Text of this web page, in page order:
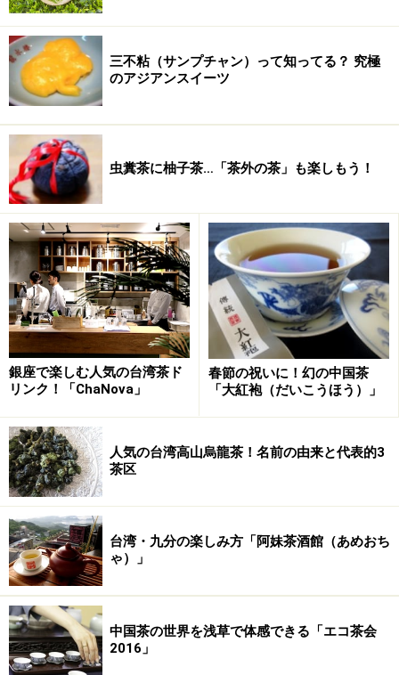
■ 中国茶専科【基礎編】（東京・遊茶）
内容：代表的な6大茶を学ぶ（全3回）
時間：11:00～13:00
場所：遊茶
会費：15,750円（税込・三回分)
予約：
ル）
■ 初級講座（東京・華泰茶荘）
内容：清茶について学ぶ
時間：10：30～12：30
場所：華泰茶荘渋谷店
会費：2,625円（税込）
予約：華泰茶荘渋谷店（電話：03-5728-
2551）
■ お茶講座（入門編）（東京・竹里館）
内容：これからお茶を楽しみたい方向けの講
座
時間：12:00～13:30
場所：竹里館
会費：一般：3,150円（税込） 会員：2,625
円（税込）
予約：竹里館（電話：03-5412-8280、メー
ル）
三不粘（サンプチャン）って知ってる？ 究極
のアジアンスイーツ
虫糞茶に柚子茶…「茶外の茶」も楽しもう！
銀座で楽しむ人気の台湾茶ド
リンク！「ChaNova」
春節の祝いに！幻の中国茶
「大紅袍（だいこうほう）」
人気の台湾高山烏龍茶！名前の由来と代表的3
茶区
台湾・九分の楽しみ方「阿妹茶酒館（あめおち
ゃ）」
中国茶の世界を浅草で体感できる「エコ茶会
2016」